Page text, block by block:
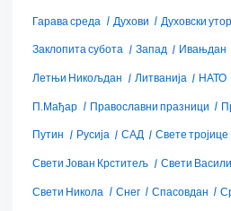
Гарава среда Духови Духовски
Заклопита субота
Запад Ивањдан
Летњи Никољдан
Литванија НАТО
П.Мађар
Православни празници
Путин
Русија САД
Свете тројице
Свети Јован Крститељ
Свети
Свети Никола
Снег Спасовдан